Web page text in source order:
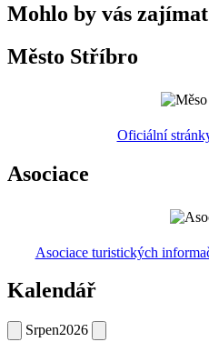
Mohlo by vás zajímat
Město Stříbro
Oficiální
Asociace
Asociace turistických
Kalendář
Srpen2026